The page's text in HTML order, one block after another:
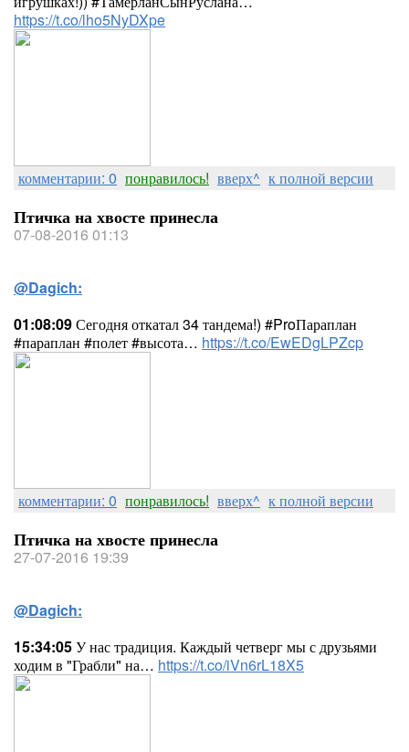
https://t.co/lho5NyDXpe
комментарии: 0 понравилось! вверх^ к полной версии
Птичка на хвосте принесла
07-08-2016 01:13
@Dagich:
01:08:09Сегодня откатал 34 тандема!) #ProПараплан
#параплан #полет #высота… https://t.co/EwEDgLPZcp
комментарии: 0 понравилось! вверх^ к полной версии
Птичка на хвосте принесла
27-07-2016 19:39
@Dagich:
15:34:05У нас традиция. Каждый четверг мы с друзьями
ходим в "Грабли" на… https://t.co/iVn6rL18X5